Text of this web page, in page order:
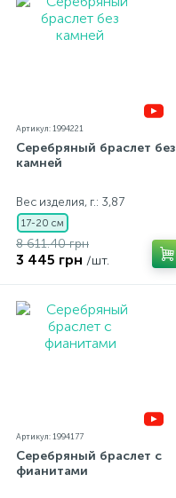
Артикул: 1994221
Серебряный браслет без
камней
Вес изделия, г.: 3,87
17-20 см
8 611.40 грн
3 445 грн /шт.
Артикул: 1994177
Серебряный браслет с
фианитами